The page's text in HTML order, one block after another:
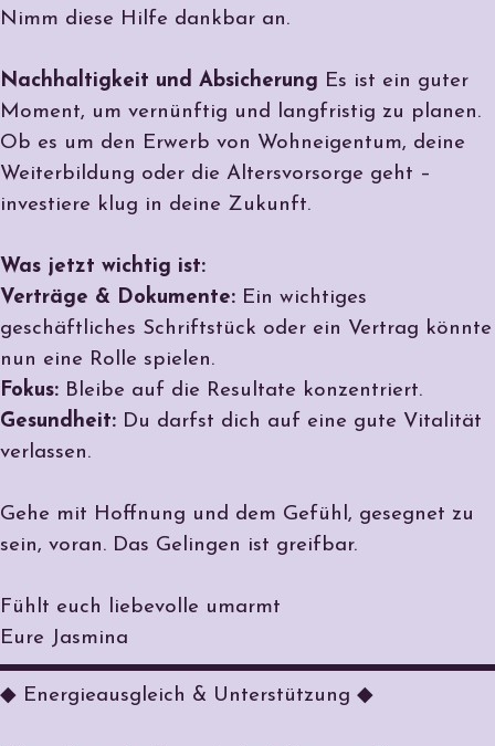
Nimm diese Hilfe dankbar an.
Nachhaltigkeit und Absicherung Es ist ein guter
Moment, um vernünftig und langfristig zu planen.
Ob es um den Erwerb von Wohneigentum, deine
Weiterbildung oder die Altersvorsorge geht –
investiere klug in deine Zukunft.
Was jetzt wichtig ist:
Verträge & Dokumente: Ein wichtiges
geschäftliches Schriftstück oder ein Vertrag könnte
nun eine Rolle spielen.
Fokus: Bleibe auf die Resultate konzentriert.
Gesundheit: Du darfst dich auf eine gute Vitalität
verlassen.
Gehe mit Hoffnung und dem Gefühl, gesegnet zu
sein, voran. Das Gelingen ist greifbar.
Fühlt euch liebevolle umarmt
Eure Jasmina
◆ Energieausgleich & Unterstützung ◆